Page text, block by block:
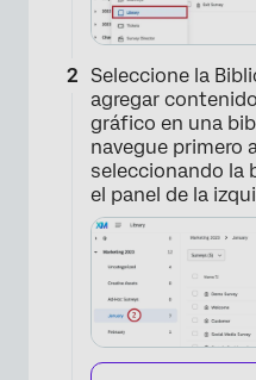
Seleccione la
agregar
gráfico en una
navegue primero
seleccionando la
el panel de la